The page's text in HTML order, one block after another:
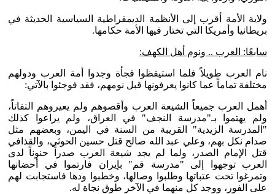
ولاية الأمة أقرب إلى الأنظمة الديمقراطية السياسية الحديثة في
بريطانيا وأمريكا التي تختار فيها الأمة حكامها.
سابعًا: العرب .. ونوم أهل الكهف:
نام العرب طويلاً فلما استيقظوا فجأة وجدوا أمة العرب ودولهم
مختلفة تماماً عما كانوا يعرفونها قبل نومهم، فقد فوجئوا بالآتي:
أهمل العرب جميعاً الشيعة العرب وأقصوهم ولم يعيروهم التفاتاً،
ولم يهتموا بـ"مدرسة النجف" في العراق، ولم يراعوا كذلك
"المدرسة الزيدية" القريبة من السنة في اليمن، وبعضهم مثل
صدام نكل بهم، وعلي عبد الله صالح قتل حسين الحوثي، والقذافي
قتل الإمام الصدر، ولما لم يجد شيعة العرب صدراً حنوناً لدى
العرب توجهوا إلى "مدرسة قم" بإيران فارتموا في أحضانها
وتمرغوا تحت عتباتها وطلبوا وصالها، وخطبوا ودها فاستجابت لهم
على الفور، ووجد كل منهما في الآخر طوق نجاة له.